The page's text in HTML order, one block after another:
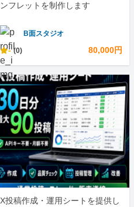
ンフレットを制作します
B面スタジオ
- (0) 80,000円
X投稿作成・運用シートを提供し